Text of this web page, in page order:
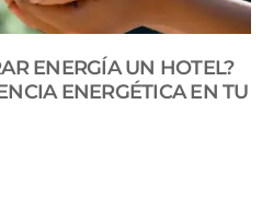
ENERGÍA UN HOTEL?
ENERGÉTICA EN TU